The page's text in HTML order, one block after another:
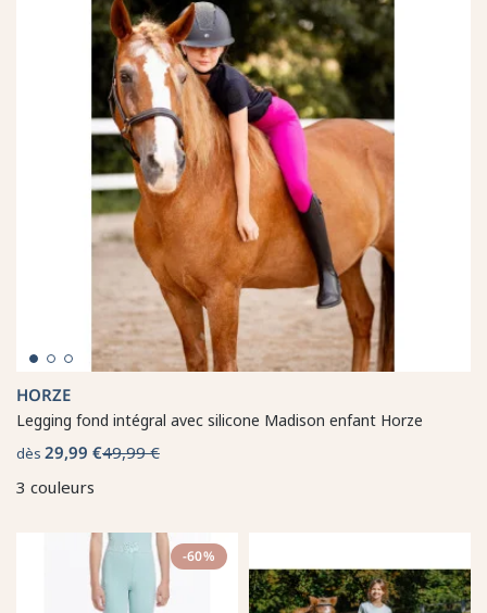
HORZE
Legging fond intégral avec silicone Madison enfant Horze
dès 29,99 €49,99 €
3 couleurs
-60%